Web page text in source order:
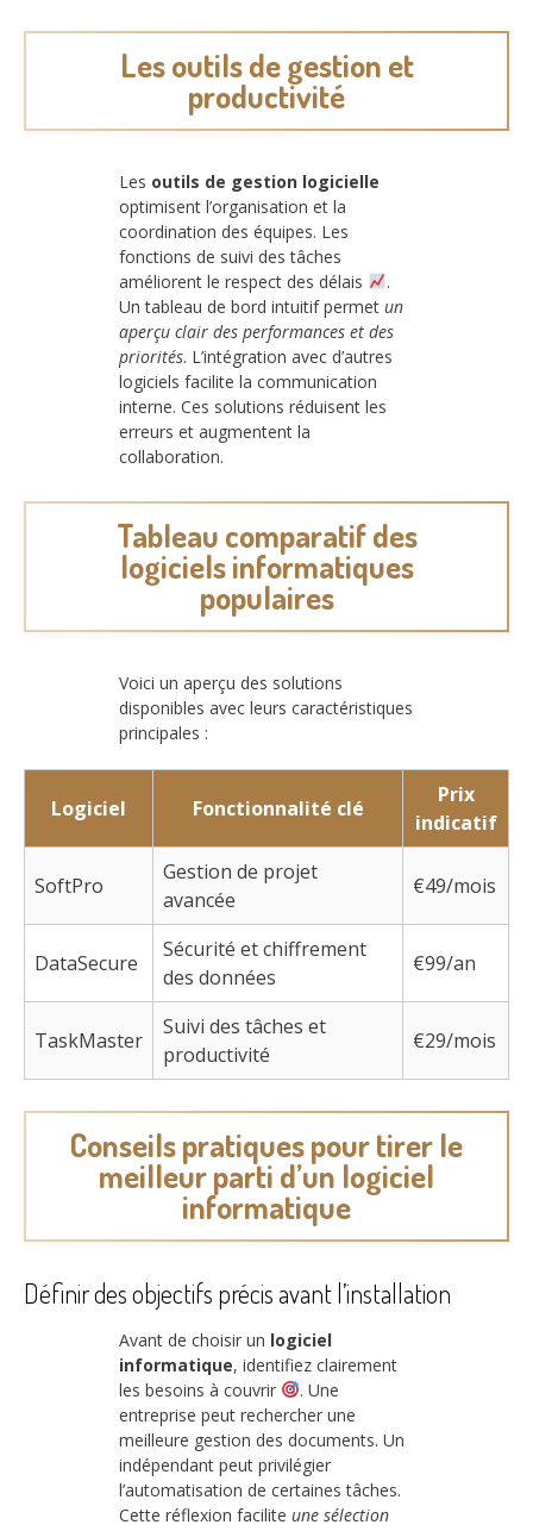
Les outils de gestion et
productivité
Les outils de gestion logicielle
optimisent l’organisation et la
coordination des équipes. Les
fonctions de suivi des tâches
améliorent le respect des délais
.
Un tableau de bord intuitif permet un
aperçu clair des performances et des
priorités. L’intégration avec d’autres
logiciels facilite la communication
interne. Ces solutions réduisent les
erreurs et augmentent la
collaboration.
Tableau comparatif des
logiciels informatiques
populaires
Voici un aperçu des solutions
disponibles avec leurs caractéristiques
principales :
Logiciel Fonctionnalité clé
Prix
indicatif
SoftPro
Gestion de projet
avancée
€49/mois
DataSecure
Sécurité et chiffrement
des données
€99/an
TaskMaster
Suivi des tâches et
productivité
€29/mois
Conseils pratiques pour tirer le
meilleur parti d’un logiciel
informatique
Définir des objectifs précis avant l’installation
Avant de choisir un logiciel
informatique, identifiez clairement
les besoins à couvrir
. Une
entreprise peut rechercher une
meilleure gestion des documents. Un
indépendant peut privilégier
l’automatisation de certaines tâches.
Cette réflexion facilite une sélection